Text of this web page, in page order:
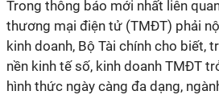
Trong thông báo mới nhất liên
thương mại điện tử (TMĐT) phải
kinh doanh, Bộ Tài chính cho biết,
nền kinh tế số, kinh doanh TMĐT
hình thức ngày càng đa dạng,